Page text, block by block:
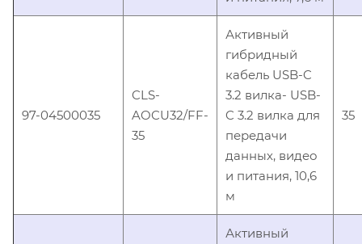
97-04500035
CLS-
AOCU32/FF-
35
Активный
гибридный
кабель USB-C
3.2 вилка- USB-
C 3.2 вилка для
передачи
данных, видео
и питания, 10,6
м
35
Активный